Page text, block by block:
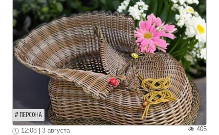
ПЕРСОНА
405
12:08 | 3 августа